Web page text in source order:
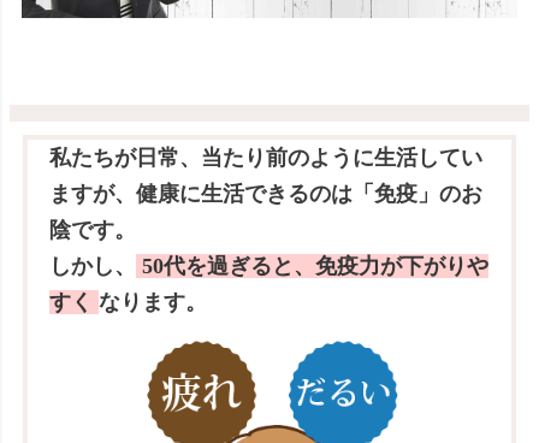
私たちが日常、当たり前のように生活してい
ますが、健康に生活できるのは「免疫」のお
陰です。
しかし、
50代を過ぎると、免疫力が下がりや
すく なります。